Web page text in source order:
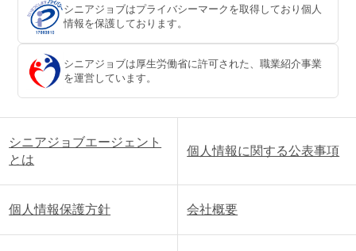
シニアジョブはプライバシーマークを取得しており個人
情報を保護しております。
シニアジョブは厚生労働省に許可された、職業紹介事業
を運営しています。
シニアジョブエージェント
とは
個人情報に関する公表事項
個人情報保護方針 会社概要